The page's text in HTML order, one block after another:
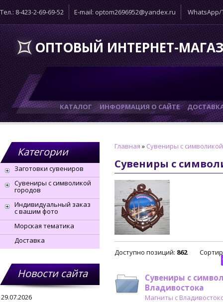
Тел.: 8-423-2-69-69-52 E-mail: optom2696952@yandex.ru WhatsApp/
ОПТОВЫЙ ИНТЕРНЕТ-
КАТАЛОГ ИНФОРМАЦИЯ О САЙТЕ
Категории
Заготовки сувениров
Сувениры с символикой
городов
Индивидуальный заказ
с вашим фото
Морская тематика
Доставка
Новости сайта
29.07.2026
Главная » Сувениры с
Сувениры с
Доступно позиций: 862
Сувениры с
Владивостока
Магниты с